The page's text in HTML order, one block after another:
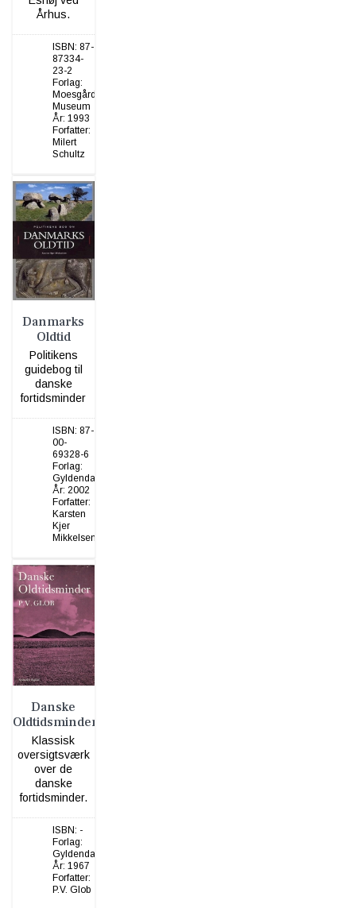
Århus.
ISBN: 87-
87334-
23-2
Forlag:
Moesgård
Museum
År: 1993
Forfatter:
Milert
Schultz
Danmarks
Oldtid
Politikens
guidebog til
danske
fortidsminder
ISBN: 87-
00-
69328-6
Forlag:
Gyldendal
År: 2002
Forfatter:
Karsten
Kjer
Mikkelsen
Danske
Oldtidsminder
Klassisk
oversigtsværk
over de
danske
fortidsminder.
ISBN: -
Forlag:
Gyldendal
År: 1967
Forfatter:
P.V. Glob